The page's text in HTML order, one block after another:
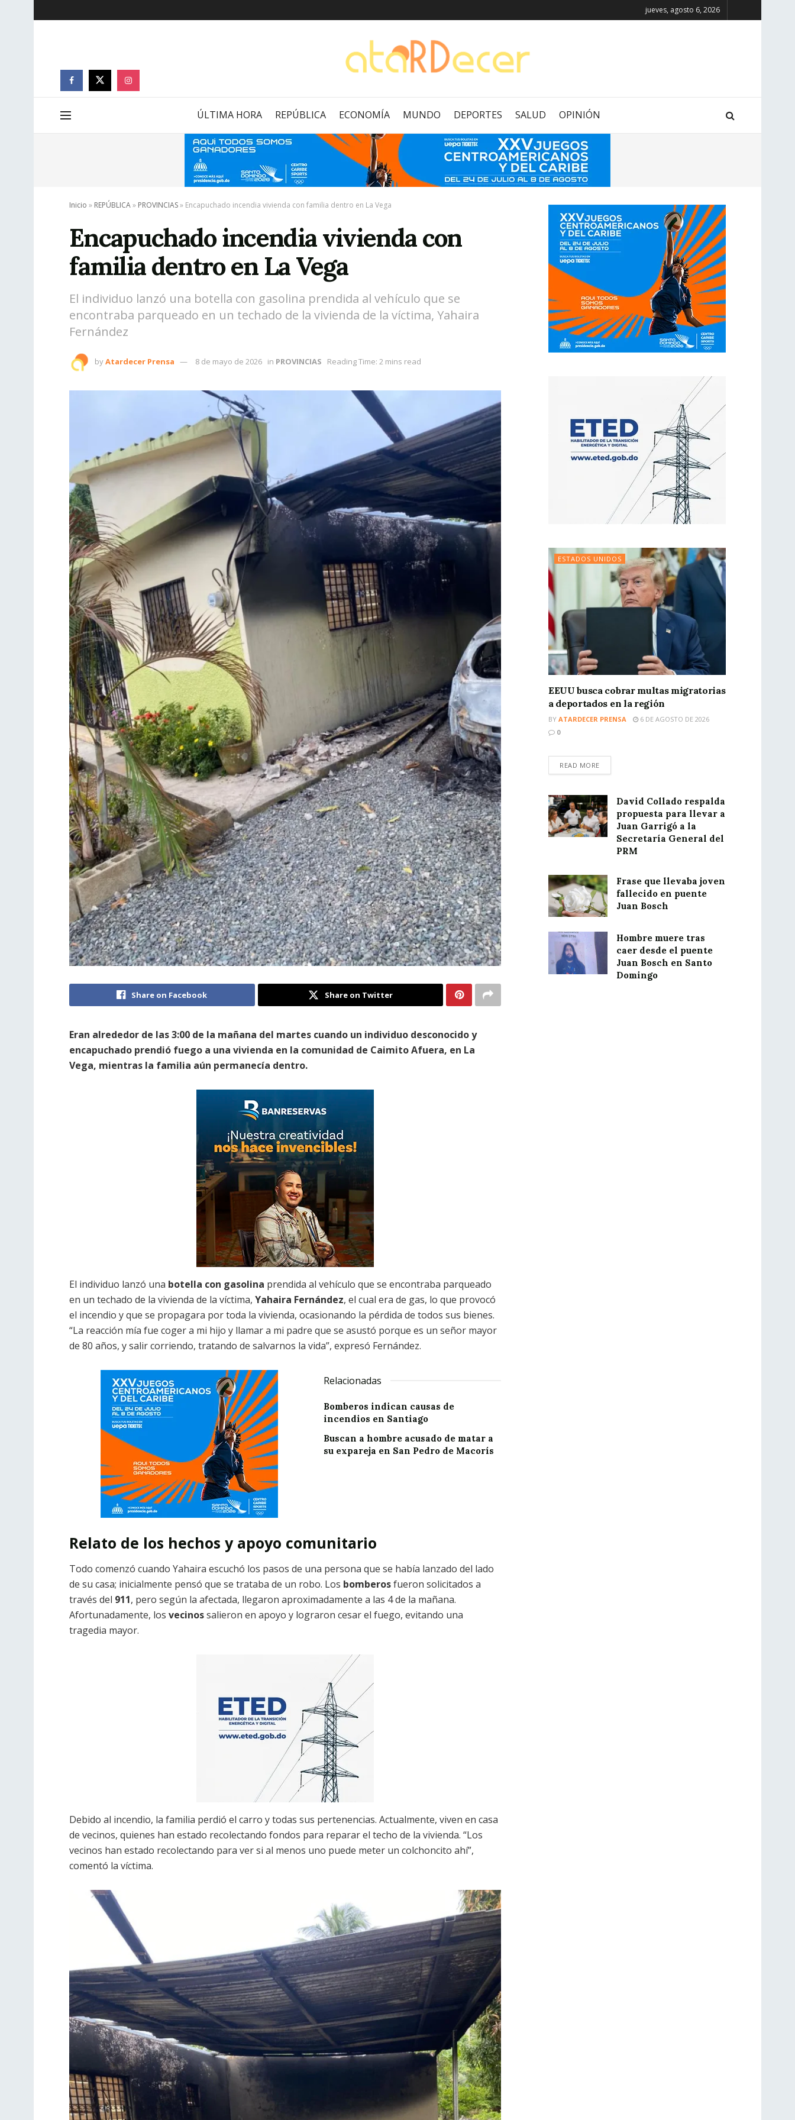
jueves, agosto 6, 2026
ÚLTIMA HORA REPÚBLICA ECONOMÍA MUNDO DEPORTES SALUD OPINIÓN
Inicio » REPÚBLICA» PROVINCIAS» Encapuchado incendia vivienda con familia dentro en La Vega
Encapuchado incendia vivienda con
familia dentro en La Vega
El individuo lanzó una botella con gasolina prendida al vehículo que se
encontraba parqueado en un techado de la vivienda de la víctima, Yahaira
Fernández
byAtardecer Prensa 8 de mayo de 2026 in PROVINCIAS Reading Time: 2 mins read
Share on Facebook Share on Twitter
Eran alrededor de las 3:00 de la mañana del martes cuando un individuo desconocido y
encapuchado prendió fuego a una vivienda en la comunidad de Caimito Afuera, en La
Vega, mientras la familia aún permanecía dentro.
El individuo lanzó una botella con gasolina prendida al vehículo que se encontraba parqueado
en un techado de la vivienda de la víctima, Yahaira Fernández, el cual era de gas, lo que provocó
el incendio y que se propagara por toda la vivienda, ocasionando la pérdida de todos sus bienes.
“La reacción mía fue coger a mi hijo y llamar a mi padre que se asustó porque es un señor mayor
de 80 años, y salir corriendo, tratando de salvarnos la vida”, expresó Fernández.
Relacionadas
Bomberos indican causas de
incendios en Santiago
Buscan a hombre acusado de matar a
su expareja en San Pedro de Macorís
Relato de los hechos y apoyo comunitario
Todo comenzó cuando Yahaira escuchó los pasos de una persona que se había lanzado del lado
de su casa; inicialmente pensó que se trataba de un robo. Los bomberosfueron solicitados a
través del 911, pero según la afectada, llegaron aproximadamente a las 4 de la mañana.
Afortunadamente, los vecinossalieron en apoyo y lograron cesar el fuego, evitando una
tragedia mayor.
Debido al incendio, la familia perdió el carro y todas sus pertenencias. Actualmente, viven en casa
de vecinos, quienes han estado recolectando fondos para reparar el techo de la vivienda. “Los
vecinos han estado recolectando para ver si al menos uno puede meter un colchoncito ahí”,
comentó la víctima.
ESTADOS UNIDOS
EEUU busca cobrar multas migratorias
a deportados en la región
BY ATARDECER PRENSA
6 DE AGOSTO DE 2026
0
READ MORE
David Collado respalda
propuesta para llevar a
Juan Garrigó a la
Secretaría General del
PRM
Frase que llevaba joven
fallecido en puente
Juan Bosch
Hombre muere tras
caer desde el puente
Juan Bosch en Santo
Domingo